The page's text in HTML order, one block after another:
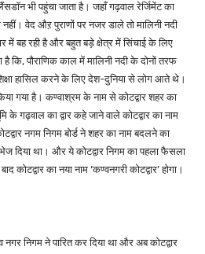
भी पहुंचा जाता है। जहाँ गढ़वाल रेर्जिमेंट का
वेद औऱ पुराणों पर नजर डाले तो मालिनी नदी
में बह रही है और बहुत बड़े क्षेत्र में सिंचाई के लिए
है कि, पौराणिक काल में मालिनी नदी के दोनों तरफ
शिक्षा हासिल करने के लिए देश-दुनिया से लोग आते थे।
गया है। कण्वाश्रम के नाम से कोटद्वार शहर का
के गढ़वाल का द्वार कहे जाने वाले कोटद्वार का नाम
नगम निगम बोर्ड ने शहर का नाम बदलने का
दिया था। और ये कोटद्वार निगम का पहला फैसला
का नया नाम ‘कण्वनगरी कोटद्वार’ होगा।
नगर निगम ने पारित कर दिया था और अब कोटद्वार